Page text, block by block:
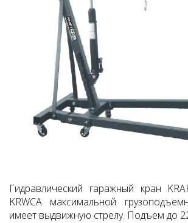
Гидравлический гаражный кран
KRWCA максимальной
имеет выдвижную стрелу. Подъем до